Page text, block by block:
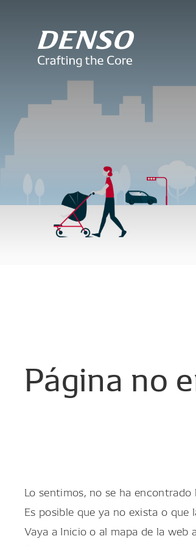
Página no
Lo sentimos, no se ha encontrado
Es posible que ya no exista o que
Vaya a Inicio o al mapa de la web